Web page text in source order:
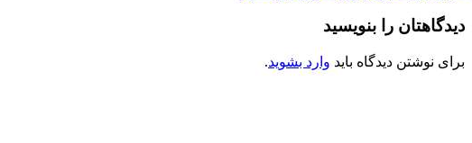
دیدگاهتان را بنویسید
برای نوشتن دیدگاه باید وارد بشوید.